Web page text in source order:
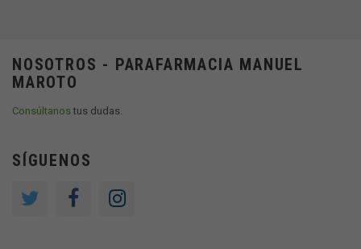
NOSOTROS - PARAFARMACIA MANUEL
MAROTO
Consúltanostus dudas.
SÍGUENOS